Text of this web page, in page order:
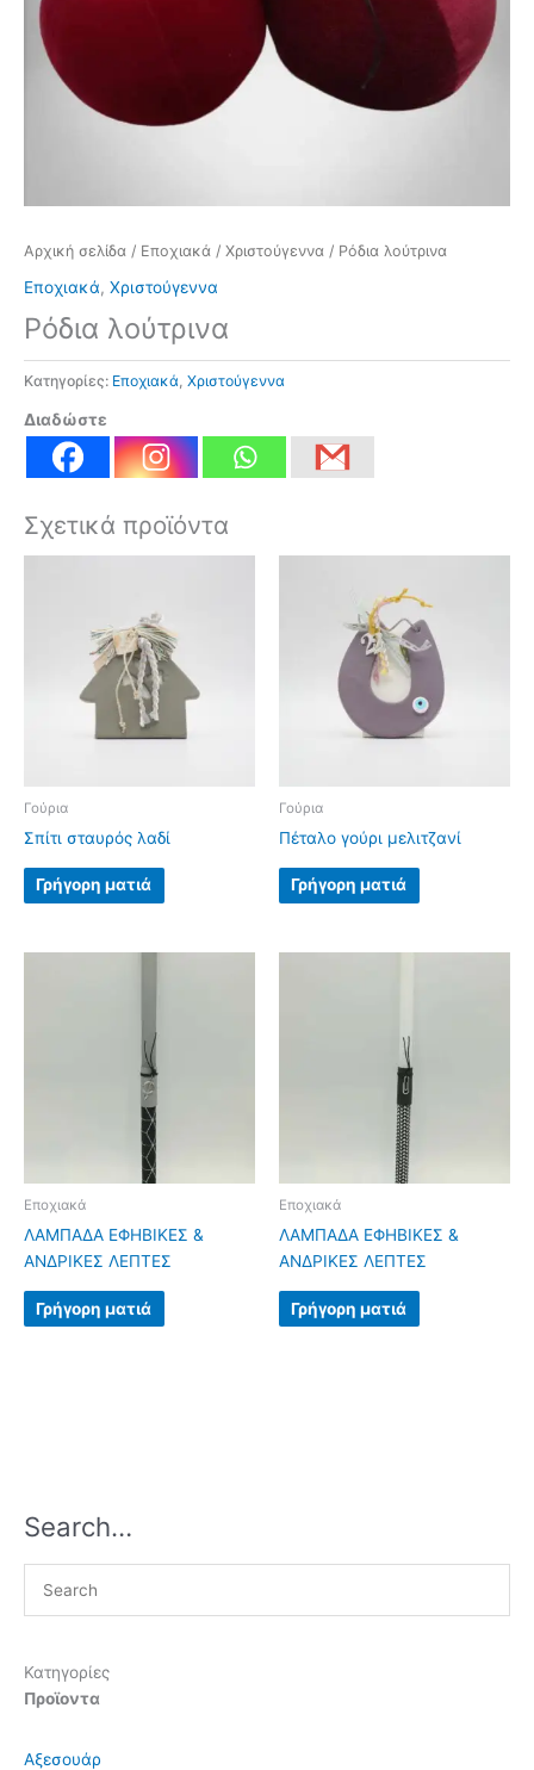
Αρχική σελίδα / Εποχιακά / Χριστούγεννα / Ρόδια λούτρινα
Εποχιακά, Χριστούγεννα
Ρόδια λούτρινα
Κατηγορίες: Εποχιακά Χριστούγεννα
Διαδώστε
Σχετικά προϊόντα
Γούρια
Σπίτι σταυρός λαδί
Γρήγορη ματιά
Γούρια
Πέταλο γούρι μελιτζανί
Γρήγορη ματιά
Εποχιακά
ΛΑΜΠΑΔΑ ΕΦΗΒΙΚΕΣ &
ΑΝΔΡΙΚΕΣ ΛΕΠΤΕΣ
Γρήγορη ματιά
Εποχιακά
ΛΑΜΠΑΔΑ ΕΦΗΒΙΚΕΣ &
ΑΝΔΡΙΚΕΣ ΛΕΠΤΕΣ
Γρήγορη ματιά
Search…
Κατηγορίες
Προϊοντα
Αξεσουάρ